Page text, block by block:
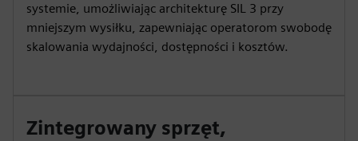
systemie, umożliwiając architekturę SIL 3 przy
mniejszym wysiłku, zapewniając operatorom swobodę
skalowania wydajności, dostępności i kosztów.
Zintegrowany sprzęt,